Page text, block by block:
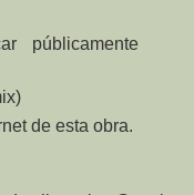
públicamente
de esta obra.